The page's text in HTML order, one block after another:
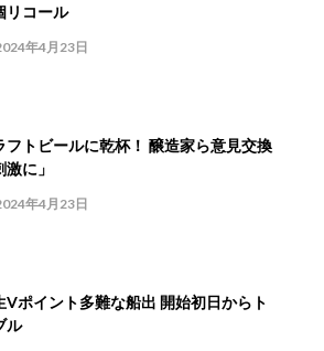
リコール
年4月23日
フトビールに乾杯！ 醸造家ら意見交換
激に」
年4月23日
Vポイント多難な船出 開始初日からト
ル